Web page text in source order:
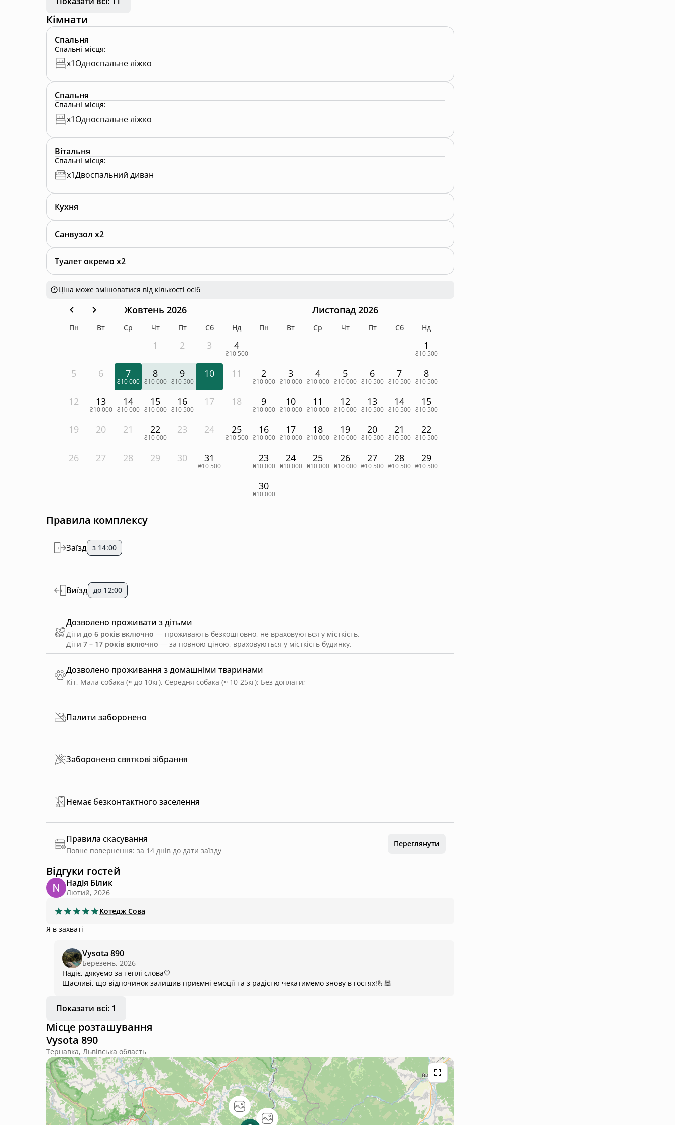
Кімнати
Спальня
Спальні місця:
x1Односпальне ліжко
Спальня
Спальні місця:
x1Односпальне ліжко
Вітальня
Спальні місця:
x1Двоспальний диван
Кухня
Санвузол x2
Туалет окремо x2
Ціна може змінюватися від кількості осіб
Жовтень 2026
Пн Вт Ср Чт Пт Сб Нд
1 2 3 4
₴10 500
5 6 7
₴10 000
8
₴10 000
9
₴10 500
10 11
12 13
₴10 000
14
₴10 000
15
₴10 000
16
₴10 500
17 18
19 20 21 22
₴10 000
23 24 25
₴10 500
26 27 28 29 30 31
₴10 500
Листопад 2026
Пн Вт Ср Чт Пт Сб Нд
1
₴10 500
2
₴10 000
3
₴10 000
4
₴10 000
5
₴10 000
6
₴10 500
7
₴10 500
8
₴10 500
9
₴10 000
10
₴10 000
11
₴10 000
12
₴10 000
13
₴10 500
14
₴10 500
15
₴10 500
16
₴10 000
17
₴10 000
18
₴10 000
19
₴10 000
20
₴10 500
21
₴10 500
22
₴10 500
23
₴10 000
24
₴10 000
25
₴10 000
26
₴10 000
27
₴10 500
28
₴10 500
29
₴10 500
30
₴10 000
Правила комплексу
Дозволено проживання з домашніми тваринами
Кіт, Мала собака (≈ до 10кг), Середня собака (≈ 10-25кг); Без доплати;
Заїзд з 14:00
Виїзд до 12:00
Дозволено проживати з дітьми
Діти до 6 років включно — проживають безкоштовно, не враховуються у місткість.
Діти 7 – 17 років включно — за повною ціною, враховуються у місткість будинку.
Палити заборонено
Заборонено святкові зібрання
Немає безконтактного заселення
Правила скасування
Повне повернення: за 14 днів до дати заїзду
Переглянути
Відгуки гостей
Надія Білик
Лютий, 2026
Котедж Сова
Я в захваті
Vysota 890
Березень, 2026
Надіє, дякуємо за теплі слова🤍
Щасливі, що відпочинок залишив приємні емоції та з радістю чекатимемо знову в гостях!🫰🏻
Показати всі: 1
Місце розташування
Vysota 890
Тернавка, Львівська область